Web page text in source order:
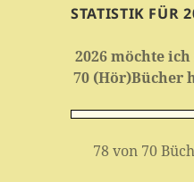
STATISTIK FÜR
2026 möchte
70 (Hör)Bücher
78 von 70